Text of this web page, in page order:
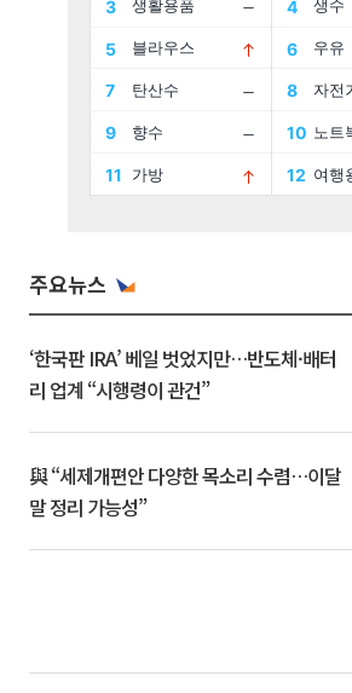
주요뉴스
‘한국판 IRA’ 베일 벗었지만…반도체·배터
리 업계 “시행령이 관건”
與 “세제개편안 다양한 목소리 수렴…이달
말 정리 가능성”